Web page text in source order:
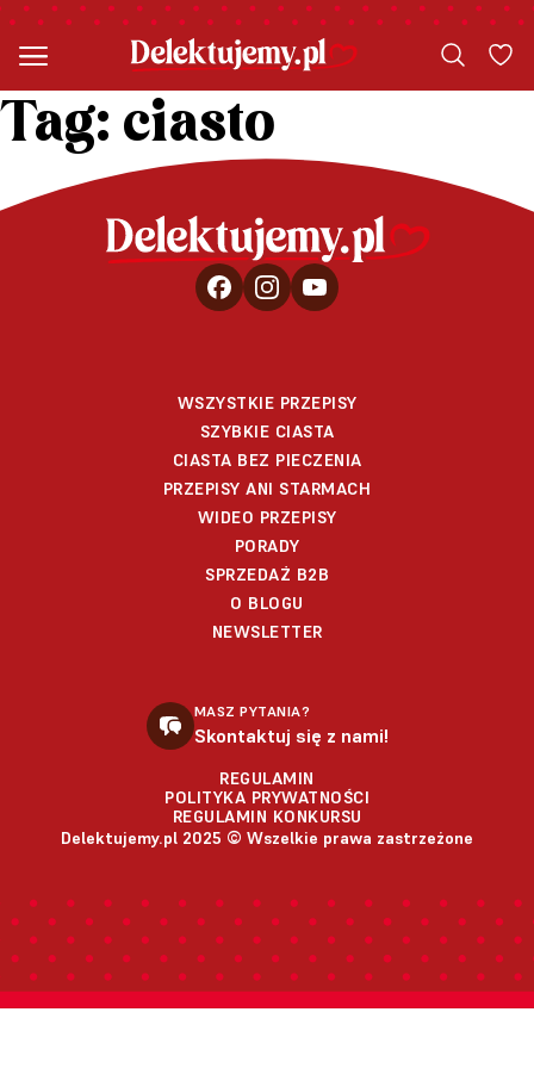
Tag: ciasto
WSZYSTKIE PRZEPISY
SZYBKIE CIASTA
CIASTA BEZ PIECZENIA
PRZEPISY ANI STARMACH
WIDEO PRZEPISY
PORADY
SPRZEDAŻ B2B
O BLOGU
NEWSLETTER
MASZ PYTANIA?
Skontaktuj się z nami!
REGULAMIN
POLITYKA PRYWATNOŚCI
REGULAMIN KONKURSU
Delektujemy.pl 2025 © Wszelkie prawa zastrzeżone